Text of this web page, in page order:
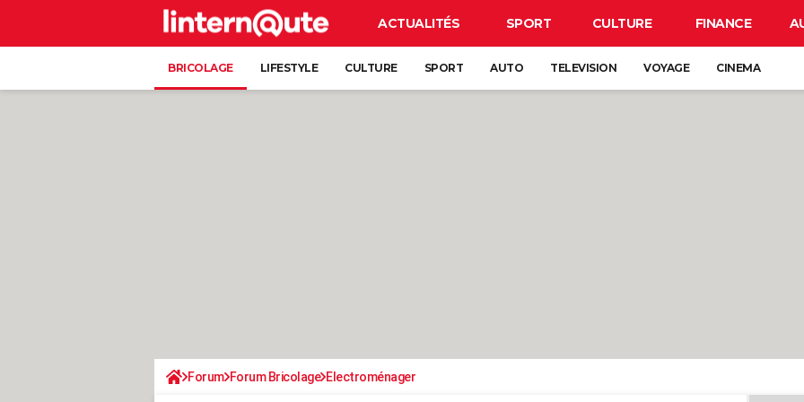
ACTUALITÉS SPORT CULTURE FINANCE
BRICOLAGE LIFESTYLE CULTURE SPORT AUTO TELEVISION VOYAGE CINEMA
Forum Forum Bricolage Electroménager